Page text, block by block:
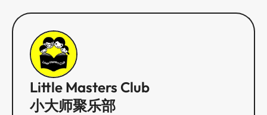
Little Masters Club
小大师聚乐部